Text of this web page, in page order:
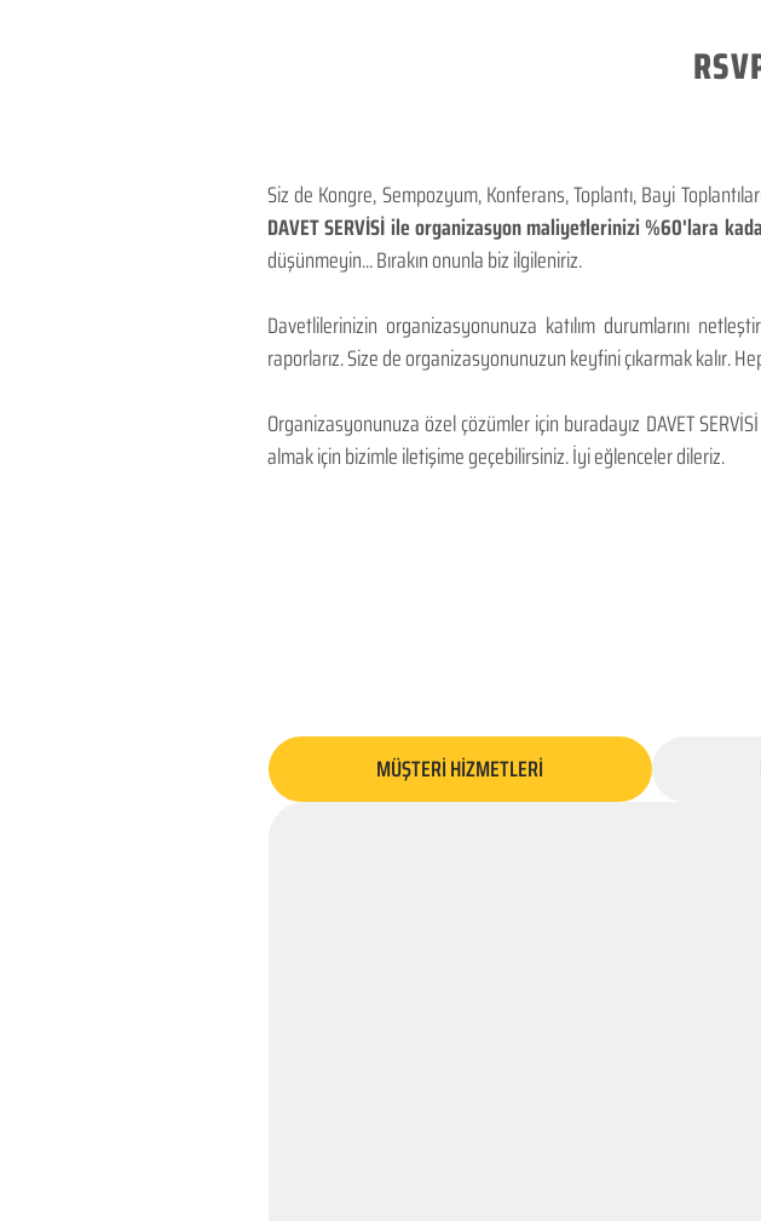
Siz de Kongre, Sempozyum, Konferans, Toplantı, Bayi
DAVET SERVİSİ ile organizasyon maliyetlerinizi %60'lara
düşünmeyin... Bırakın onunla biz ilgileniriz.
Davetlilerinizin organizasyonunuza katılım durumlarını
raporlarız. Size de organizasyonunuzun keyfini çıkarmak kalır.
Organizasyonunuza özel çözümler için buradayız DAVET
almak için bizimle iletişime geçebilirsiniz. İyi eğlenceler dileriz.
MÜŞTERİ HİZMETLERİ